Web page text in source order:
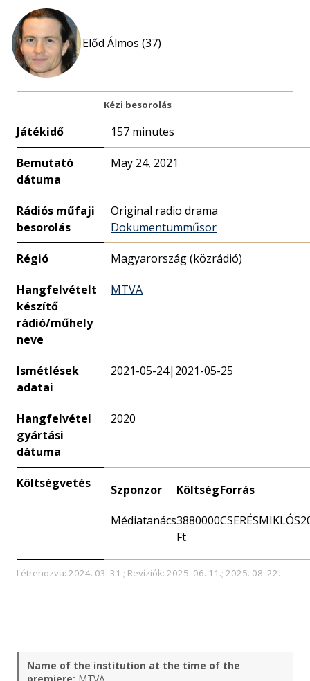
Előd Álmos (37)
Kézi besorolás
Játékidő 157 minutes
Bemutató
dátuma
May 24, 2021
Rádiós műfaji
besorolás
Original radio drama
Dokumentumműsor
Régió Magyarország (közrádió)
Hangfelvételt
készítő
rádió/műhely
neve
MTVA
Ismétlések
adatai
2021-05-24|2021-05-25
Hangfelvétel
gyártási
dátuma
2020
Költségvetés Szponzor KöltségForrás
Médiatanács3880000
Ft
Létrehozva: 2024. 03. 31.; Revíziók: 2025. 06. 11.; 2025. 08. 22.
Name of the institution at the time of the